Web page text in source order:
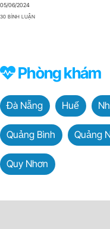
05/06/2024
30 BÌNH LUẬN
Phòng khám
Đà Nẵng Huế
Quảng Bình Quảng
Quy Nhơn